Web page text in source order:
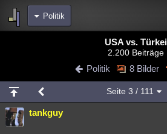
Politik
Blogs
Chat Wiki Neuigkeiten
meine Rubriken
Menschen
USA vs. Türkei
2.200 Beiträge
Politik 8 Bilder
Seite 3 / 111
tankguy